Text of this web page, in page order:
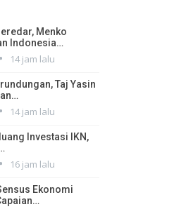
Menko
Indonesia…
14 jam lalu
Taj Yasin
14 jam lalu
Investasi IKN,
16 jam lalu
Ekonomi